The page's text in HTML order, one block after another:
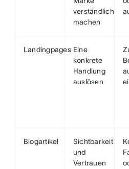
verständlich
machen
Landingpages Eine
konkrete
Handlung
auslösen
Blogartikel
Sichtbarkeit
und
Vertrauen